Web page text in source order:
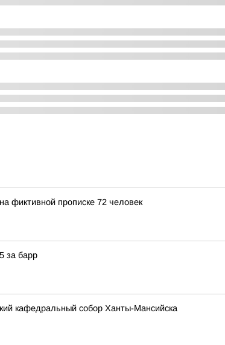
фиктивной прописке 72 человек
за барр
кафедральный собор Ханты-Мансийска